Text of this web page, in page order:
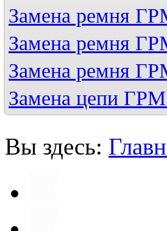
Замена ремня
Замена ремня
Замена ремня
Замена цепи
Вы здесь: